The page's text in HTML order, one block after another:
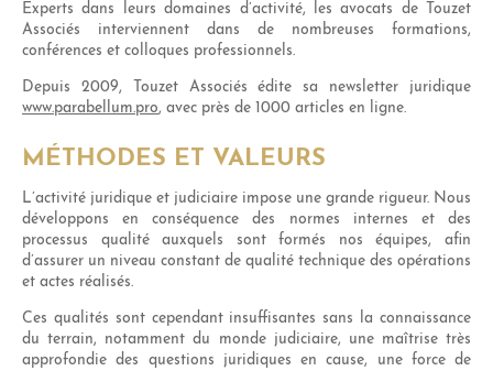
Experts dans leurs domaines d’activité, les avocats de Touzet
Associés interviennent dans de nombreuses formations,
conférences et colloques professionnels.
Depuis 2009, Touzet Associés édite sa newsletter juridique
www.parabellum.pro, avec près de 1000 articles en ligne.
MÉTHODES ET VALEURS
L’activité juridique et judiciaire impose une grande rigueur. Nous
développons en conséquence des normes internes et des
processus qualité auxquels sont formés nos équipes, afin
d’assurer un niveau constant de qualité technique des opérations
et actes réalisés.
Ces qualités sont cependant insuffisantes sans la connaissance
du terrain, notamment du monde judiciaire, une maîtrise très
approfondie des questions juridiques en cause, une force de